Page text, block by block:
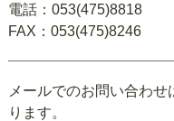
電話：053(475)8818
FAX：053(475)8246
メールでのお問い合わ
ります。